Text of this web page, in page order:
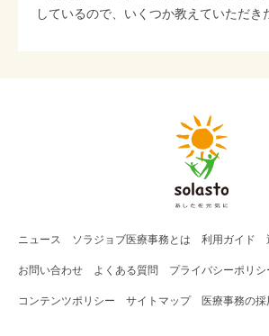
しているので、いくつか教えていただき
ニュース ソラジョブ医療事務 とは 利用ガイド
お問い合わせ よくある質問 プライバシーポリシ
コンテンツポリシー サイトマップ 医療事務の